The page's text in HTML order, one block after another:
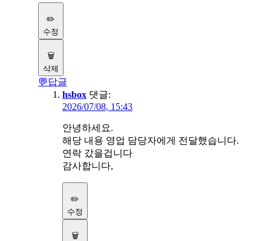
✏️
수정
🗑️
삭제
💬답글
hsbox 댓글:
2026/07/08, 15:43
안녕하세요.
해당 내용 영업 담당자에게 전달했습니다.
연락 갔을겁니다
감사합니다,
✏️
수정
🗑️